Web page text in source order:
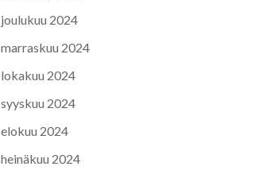
joulukuu 2024
marraskuu 2024
lokakuu 2024
syyskuu 2024
elokuu 2024
heinäkuu 2024